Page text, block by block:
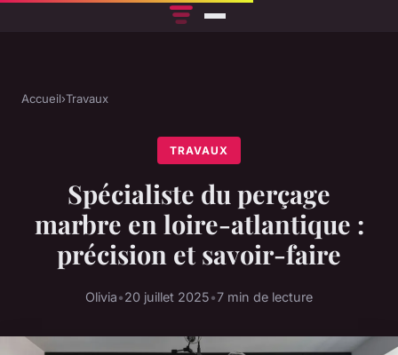
Accueil›Travaux
TRAVAUX
Spécialiste du perçage
marbre en loire-atlantique :
précision et savoir-faire
Olivia•20 juillet 2025•7 min de lecture